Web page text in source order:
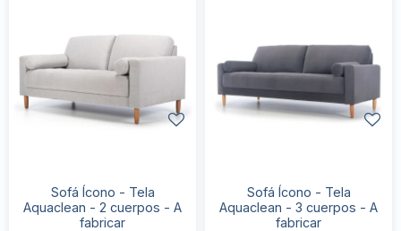
Sofá Ícono - Tela
Aquaclean - 2 cuerpos - A
fabricar
Sofá Ícono - Tela
Aquaclean - 3 cuerpos - A
fabricar